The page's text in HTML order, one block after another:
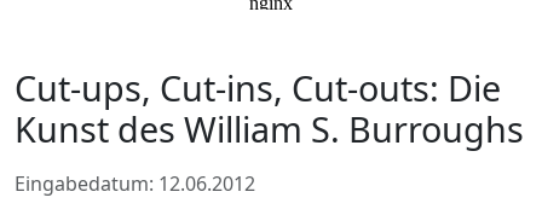
Cut-ups, Cut-ins, Cut-outs: Die
Kunst des William S. Burroughs
Eingabedatum: 12.06.2012